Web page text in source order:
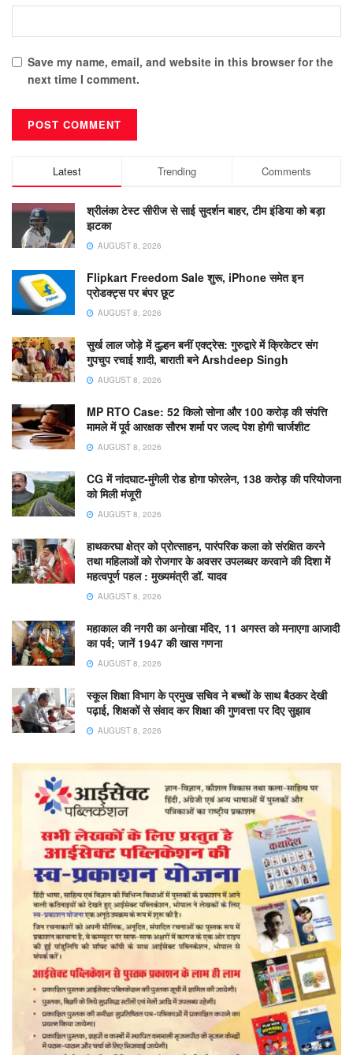
Save my name, email, and website in this browser for the
next time I comment.
Latest Trending Comments
श्रीलंका टेस्ट सीरीज से साई सुदर्शन बाहर, टीम इंडिया को बड़ा
झटका
AUGUST 8, 2026
Flipkart Freedom Sale शुरू, iPhone समेत इन
प्रोडक्ट्स पर बंपर छूट
AUGUST 8, 2026
सुर्ख लाल जोड़े में दुल्हन बनीं एक्ट्रेस: गुरुद्वारे में क्रिकेटर संग
गुपचुप रचाई शादी, बाराती बने Arshdeep Singh
AUGUST 8, 2026
MP RTO Case: 52 किलो सोना और 100 करोड़ की संपत्ति
मामले में पूर्व आरक्षक सौरभ शर्मा पर जल्द पेश होगी चार्जशीट
AUGUST 8, 2026
CG में नांदघाट-मुंगेली रोड होगा फोरलेन, 138 करोड़ की परियोजना
को मिली मंजूरी
AUGUST 8, 2026
हाथकरघा क्षेत्र को प्रोत्साहन, पारंपरिक कला को संरक्षित करने
तथा महिलाओं को रोजगार के अवसर उपलब्धर करवाने की दिशा में
महत्वपूर्ण पहल : मुख्यमंत्री डॉ. यादव
AUGUST 8, 2026
महाकाल की नगरी का अनोखा मंदिर, 11 अगस्त को मनाएगा आजादी
का पर्व; जानें 1947 की खास गणना
AUGUST 8, 2026
स्कूल शिक्षा विभाग के प्रमुख सचिव ने बच्चों के साथ बैठकर देखी
पढ़ाई, शिक्षकों से संवाद कर शिक्षा की गुणवत्ता पर दिए सुझाव
AUGUST 8, 2026